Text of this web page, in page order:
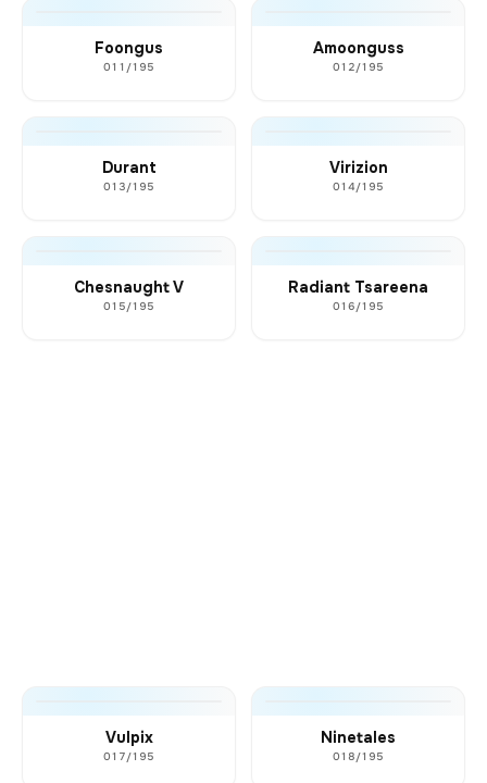
Foongus
011/195
Amoonguss
012/195
Durant
013/195
Virizion
014/195
Chesnaught V
015/195
Radiant Tsareena
016/195
Vulpix
017/195
Ninetales
018/195